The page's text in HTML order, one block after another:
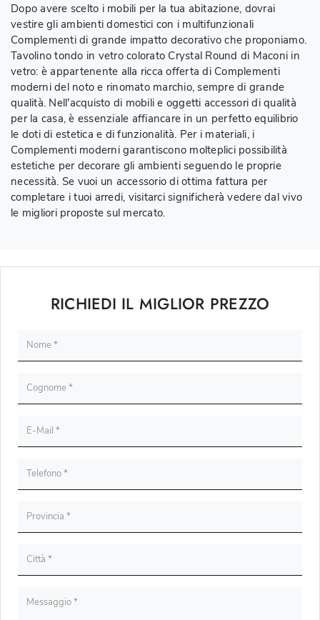
Dopo avere scelto i mobili per la tua abitazione, dovrai
vestire gli ambienti domestici con i multifunzionali
Complementi di grande impatto decorativo che proponiamo.
Tavolino tondo in vetro colorato Crystal Round di Maconi in
vetro: è appartenente alla ricca offerta di Complementi
moderni del noto e rinomato marchio, sempre di grande
qualità. Nell’acquisto di mobili e oggetti accessori di qualità
per la casa, è essenziale affiancare in un perfetto equilibrio
le doti di estetica e di funzionalità. Per i materiali, i
Complementi moderni garantiscono molteplici possibilità
estetiche per decorare gli ambienti seguendo le proprie
necessità. Se vuoi un accessorio di ottima fattura per
completare i tuoi arredi, visitarci significherà vedere dal vivo
le migliori proposte sul mercato.
RICHIEDI IL MIGLIOR PREZZO